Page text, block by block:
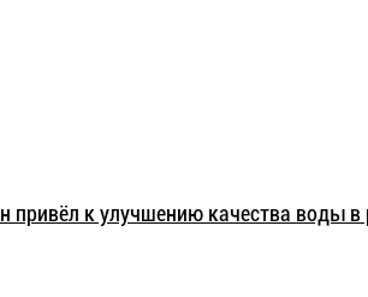
привёл к улучшению качества воды в